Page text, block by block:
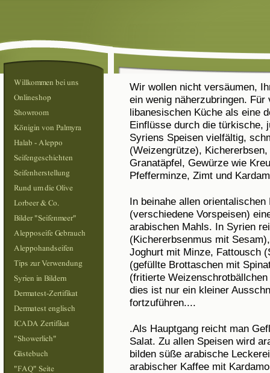
Wir wollen nicht versäumen,
ein wenig näherzubringen.
libanesischen Küche als eine
Einflüsse durch die türkische,
Syriens Speisen vielfältig,
(Weizengrütze),
Granatäpfel, Gewürze wie
Pfefferminze, Zimt und
In beinahe allen
(verschiedene Vorspeisen)
arabischen Mahls. In Syrien
(Kichererbsenmus mit
Joghurt mit Minze, Fattousch
(gefüllte Brottaschen mit
(fritierte
dies ist nur ein kleiner
fortzuführen....
.Als Hauptgang reicht man
Salat. Zu allen Speisen wird
bilden süße arabische
arabischer Kaffee mit